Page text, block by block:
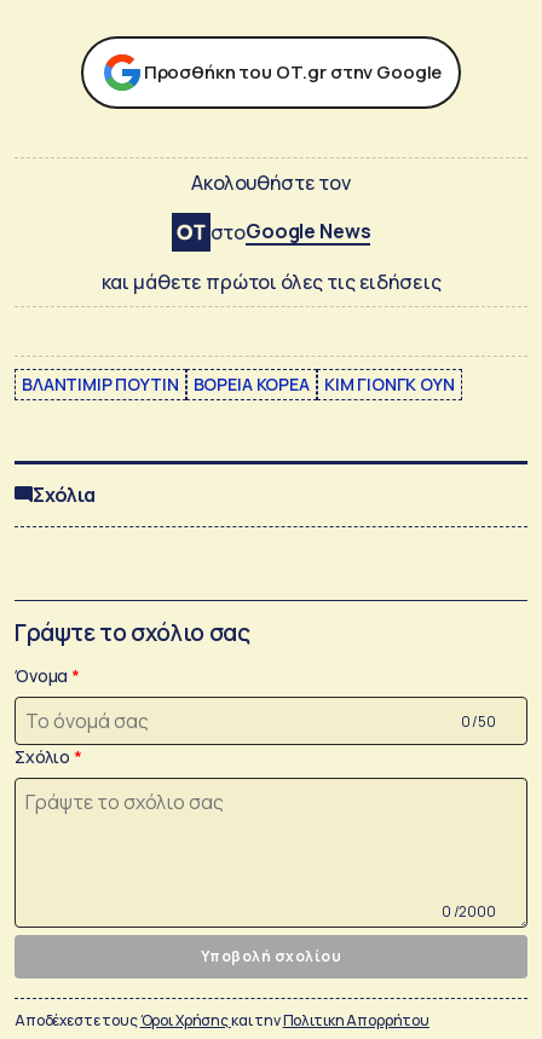
Προσθήκη του ΟΤ.gr στην Google
Ακολουθήστε τον
στοGoogle News
και μάθετε πρώτοι όλες τις ειδήσεις
ΒΛΑΝΤΙΜΙΡ ΠΟΥΤΙΝ ΒΟΡΕΙΑ ΚΟΡΕΑ ΚΙΜ ΓΙΟΝΓΚ ΟΥΝ
Σχόλια
Γράψτε το σχόλιο σας
Όνομα
0 /50
Σχόλιο
0 /2000
Υποβολή σχολίου
Αποδέχεστε τουςΌροι Χρήσηςκαι τηνΠολιτικη Απορρήτου